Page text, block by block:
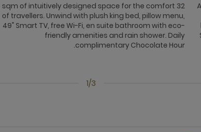
1/3
32 sqm of intuitively designed space for the comfort
of travellers. Unwind with plush king bed, pillow menu,
49" Smart TV, free Wi-Fi, en suite bathroom with eco-
friendly amenities and rain shower. Daily
complimentary Chocolate Hour.